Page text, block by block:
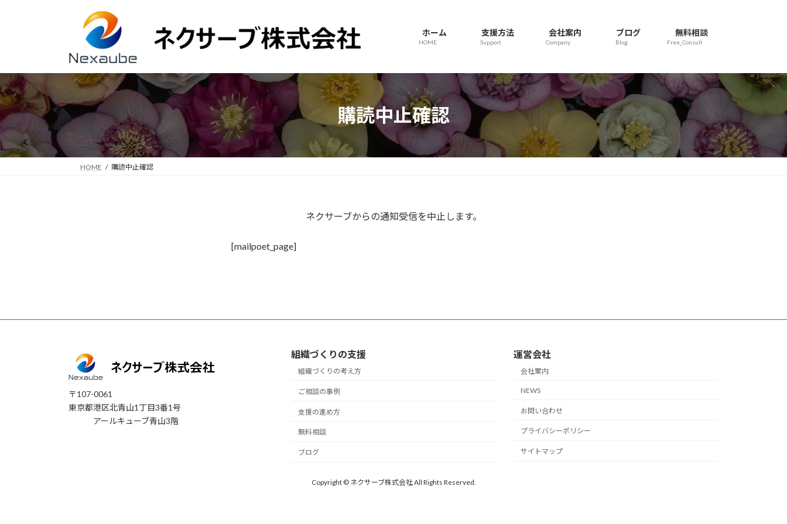
へ
ス
キ
ッ
プ
ョ
ン
に
移
動
ホーム
HOME
支援方法
Support
会社案内
Company
ブログ
Blog
無料相談
Free_Consult
購読中止確認
HOME 購読中止確認
ネクサーブからの通知受信を中止します。
[mailpoet_page]
〒107-0061
東京都港区北青山1丁目3番1号
アールキューブ青山3階
組織づくりの支援
組織づくりの考え方
ご相談の事例
支援の進め方
無料相談
ブログ
運営会社
会社案内
NEWS
お問い合わせ
プライバシーポリシー
サイトマップ
Copyright © ネクサーブ株式会社 All Rights Reserved.